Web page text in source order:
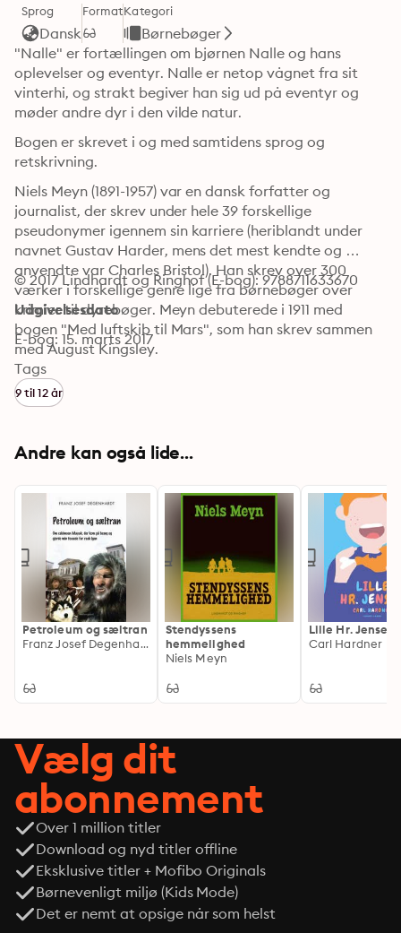
Sprog
Dansk
FormatKategori
Børnebøger
"Nalle" er fortællingen om bjørnen Nalle og hans
oplevelser og eventyr. Nalle er netop vågnet fra sit
vinterhi, og strakt begiver han sig ud på eventyr og
møder andre dyr i den vilde natur.
Bogen er skrevet i og med samtidens sprog og
retskrivning.
Niels Meyn (1891-1957) var en dansk forfatter og
journalist, der skrev under hele 39 forskellige
pseudonymer igennem sin karriere (heriblandt under
navnet Gustav Harder, mens det mest kendte og
anvendte var Charles Bristol). Han skrev over 300
værker i forskellige genre lige fra børnebøger over
krimier til dyrebøger. Meyn debuterede i 1911 med
bogen "Med luftskib til Mars", som han skrev sammen
med August Kingsley.
© 2017 Lindhardt og Ringhof (E-bog): 9788711633670
Udgivelsesdato
E-bog: 15. marts 2017
Tags
9 til 12 år
Andre kan også lide...
Petroleum og sæltran
Franz Josef Degenhardt
Stendyssens
hemmelighed
Niels Meyn
Lille Hr. Jensen
Carl Hardner
Vælg dit
abonnement
Over 1 million titler
Download og nyd titler offline
Eksklusive titler + Mofibo Originals
Børnevenligt miljø (Kids Mode)
Det er nemt at opsige når som helst